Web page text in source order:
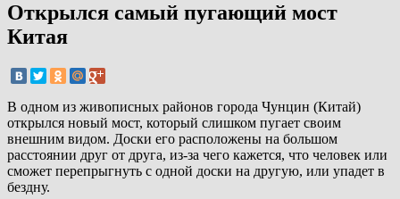
Открылся самый пугающий мост
Китая
В одном из живописных районов города Чунцин (Китай)
открылся новый мост, который слишком пугает своим
внешним видом. Доски его расположены на большом
расстоянии друг от друга, из-за чего кажется, что человек или
сможет перепрыгнуть с одной доски на другую, или упадет в
бездну.